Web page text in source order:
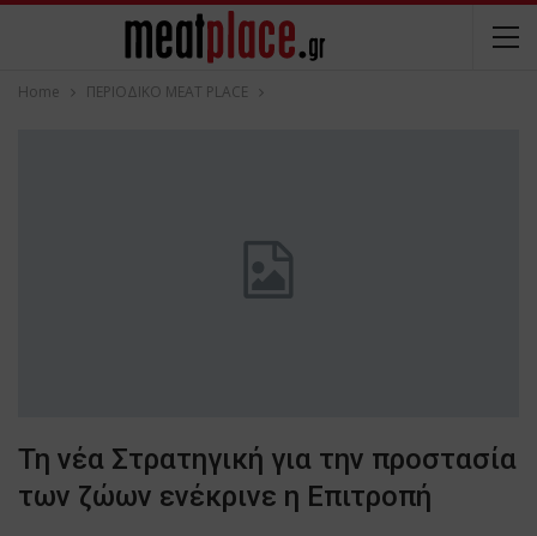
Home ΠΕΡΙΟΔΙΚΟ ΜΕΑΤ PLACE
Τη νέα Στρατηγική για την προστασία
των ζώων ενέκρινε η Επιτροπή